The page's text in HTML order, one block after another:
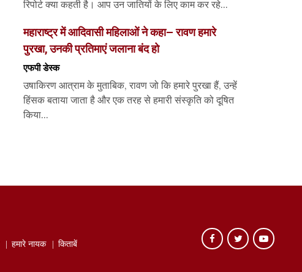
रिपोर्ट क्या कहती है। आप उन जातियों के लिए काम कर रहे...
महाराष्ट्र में आदिवासी महिलाओं ने कहा– रावण हमारे
पुरखा, उनकी प्रतिमाएं जलाना बंद हो
एफपी डेस्‍क
उषाकिरण आत्राम के मुताबिक, रावण जो कि हमारे पुरखा हैं, उन्हें
हिंसक बताया जाता है और एक तरह से हमारी संस्कृति को दूषित
किया...
हमारे नायक किताबें